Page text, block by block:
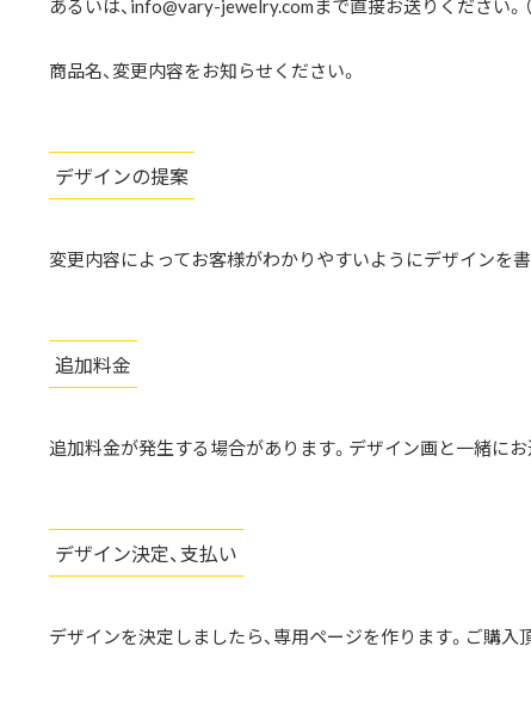
あるいは、info@vary-jewelry.comまで直接お送りください。
商品名、変更内容をお知らせください。
デザインの提案
変更内容によってお客様がわかりやすいようにデザインを
追加料金
追加料金が発生する場合があります。デザイン画と一緒にお
デザイン決定、支払い
デザインを決定しましたら、専用ページを作ります。ご購入